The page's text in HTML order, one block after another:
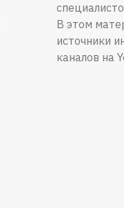
В этом
источники
каналов на